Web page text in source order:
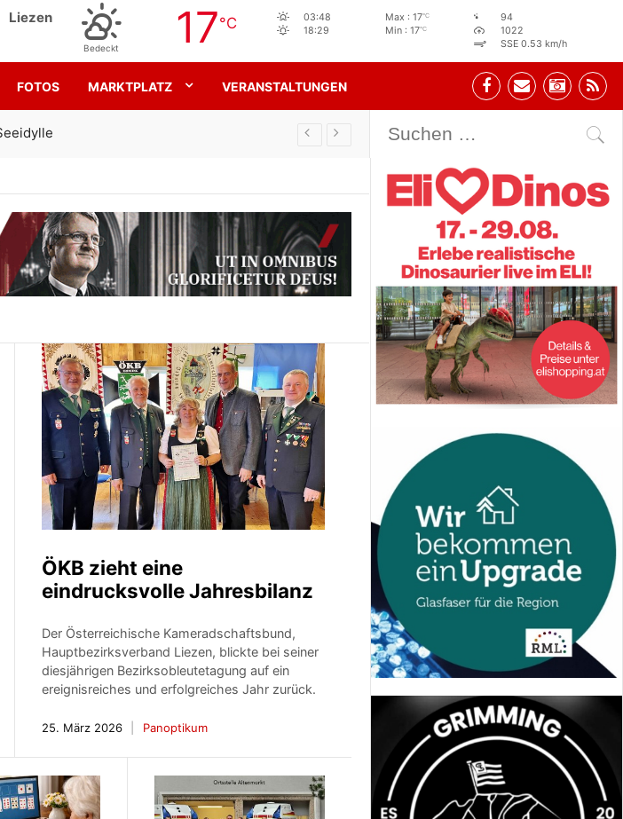
Liezen
Bedeckt 17°C
03:48
18:29
Max : 17°C
Min : 17°C
94
1022
SSE 0.53 km/h
FOTOS MARKTPLATZ VERANSTALTUNGEN
Stehbeisl Stainach Öffnungszeiten
ÖKB zieht eine
eindrucksvolle Jahresbilanz
Der Österreichische Kameradschaftsbund,
Hauptbezirksverband Liezen, blickte bei seiner
diesjährigen Bezirksobleutetagung auf ein
ereignisreiches und erfolgreiches Jahr zurück.
25. März 2026 Panoptikum